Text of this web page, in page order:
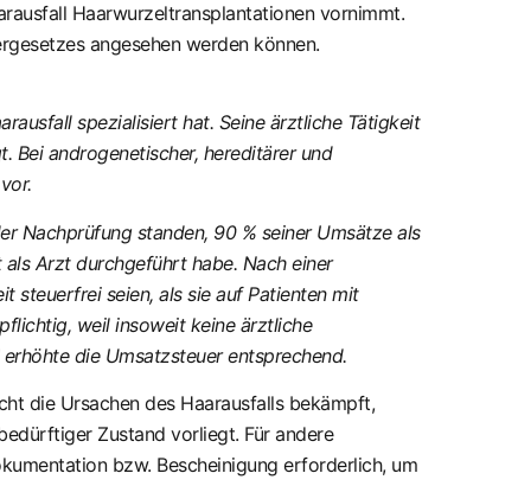
Haarwurzeltransplantationen vornimmt.
angesehen werden können.
spezialisiert hat. Seine ärztliche Tätigkeit
Bei androgenetischer, hereditärer und
Nachprüfung standen, 90 % seiner Umsätze als
Arzt durchgeführt habe. Nach einer
steuerfrei seien, als sie auf Patienten mit
weil insoweit keine ärztliche
die Umsatzsteuer entsprechend.
die Ursachen des Haarausfalls bekämpft,
Zustand vorliegt. Für andere
bzw. Bescheinigung erforderlich, um